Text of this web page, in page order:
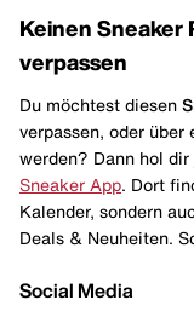
Keinen Sneaker
verpassen
Du möchtest diesen
verpassen, oder über
werden? Dann hol
Sneaker App . Dort
Kalender, sondern
Deals & Neuheiten.
Social Media